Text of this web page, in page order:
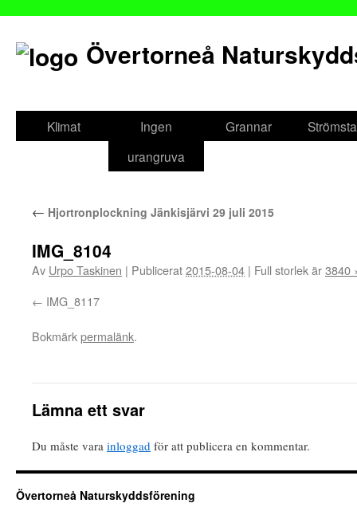
Övertorneå
Gå
innehållKlimat
Ingen
urangruva
Grannar
← Hjortronplockning Jänkisjärvi 29 juli 2015
IMG_8104
Av Urpo Taskinen | Publicerat2015-08-04 | Full storlek är3840
IMG_8117
Bokmärkpermalänk.
Lämna ett svar
Du måste vara inloggad för att publicera en kommentar.
Övertorneå Naturskyddsförening